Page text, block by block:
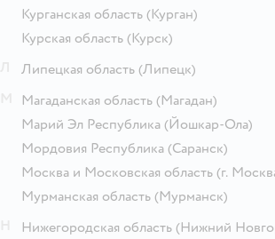
Курганская область (Курган)
Курская область (Курск)
Липецкая область (Липецк)
Магаданская область (Магадан)
Марий Эл Республика (Йошкар-Ола)
Мордовия Республика (Саранск)
Москва и Московская область (г.
Мурманская область (Мурманск)
Нижегородская область (Нижний